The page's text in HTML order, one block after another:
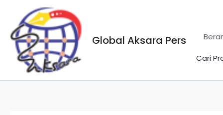
konten
Global Aksara Pers
Cari